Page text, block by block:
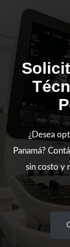
¿Desea
Panamá?
sin costo y